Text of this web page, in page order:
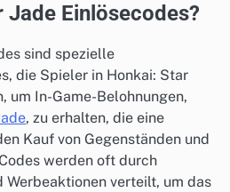
Jade Einlösecodes?
sind spezielle
die Spieler in Honkai: Star
um In-Game-Belohnungen,
, zu erhalten, die eine
Kauf von Gegenständen und
werden oft durch
Werbeaktionen verteilt, um das